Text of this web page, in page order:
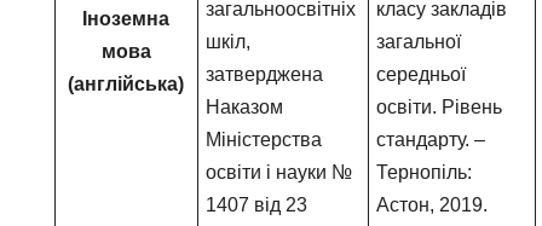
Іноземна
мова
(англійська)
загальноосвітніх
шкіл,
затверджена
Наказом
Міністерства
освіти і науки №
1407 від 23
класу закладів
загальної
середньої
освіти. Рівень
стандарту. –
Тернопіль:
Астон, 2019.